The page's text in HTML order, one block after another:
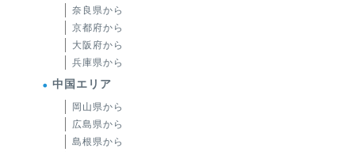
奈良県から
京都府から
大阪府から
兵庫県から
中国エリア
岡山県から
広島県から
島根県から